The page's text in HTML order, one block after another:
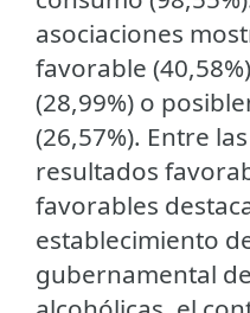
asociaciones
favorable
(28,99%) o
(26,57%). Entre
resultados
favorables
establecimiento
gubernamental